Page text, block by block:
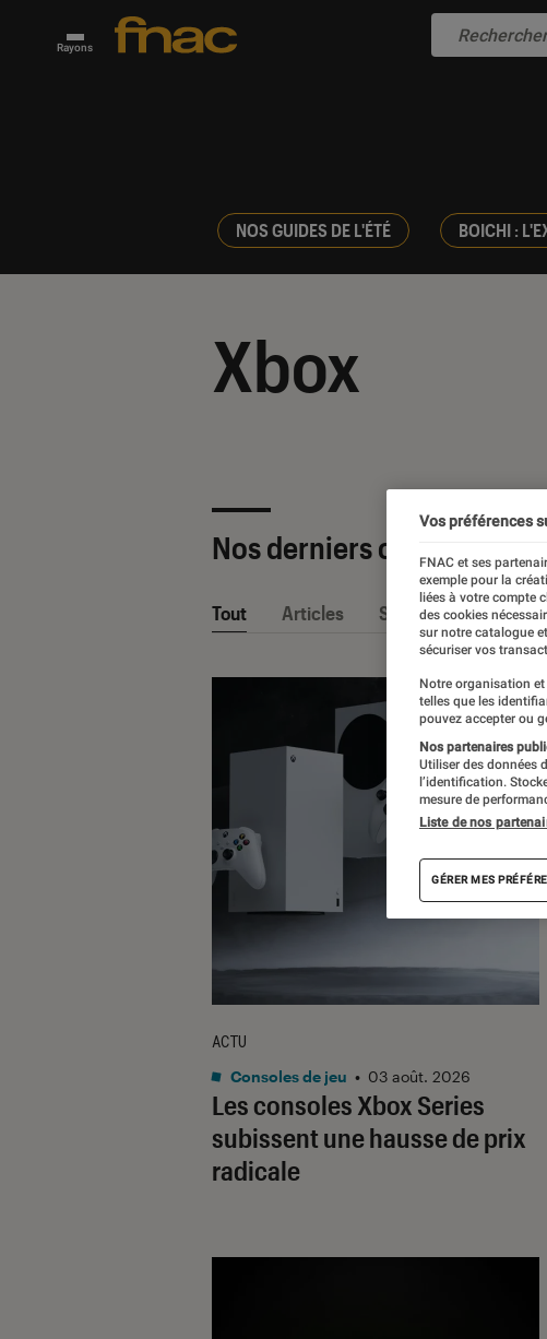
Rayons
NOS GUIDES DE L'ÉTÉ BOICHI :
Xbox
Nos derniers contenus
Tout Articles Sélections et guides
Les consoles Xbox Series
subissent une hausse de prix
radicale
ACTU
Consoles de jeu • 03 août. 2026
Vos préférences
FNAC et ses
exemple pour la
liées à votre compte
des cookies
sur notre catalogue
sécuriser vos
Notre organisation et
telles que les
pouvez accepter ou
Nos partenaires
Utiliser des données
l’identification.
mesure de
Liste de nos
GÉRER MES